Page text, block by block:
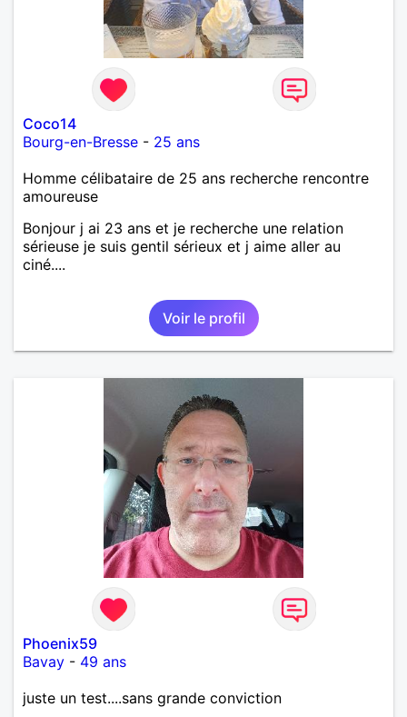
Coco14
Bourg-en-Bresse - 25 ans
Homme célibataire de 25 ans recherche rencontre
amoureuse
Bonjour j ai 23 ans et je recherche une relation
sérieuse je suis gentil sérieux et j aime aller au
ciné....
Voir le profil
Phoenix59
Bavay - 49 ans
juste un test....sans grande conviction